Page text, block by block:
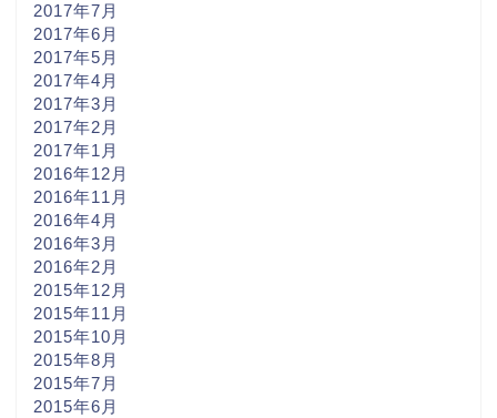
2017年7月
2017年6月
2017年5月
2017年4月
2017年3月
2017年2月
2017年1月
2016年12月
2016年11月
2016年4月
2016年3月
2016年2月
2015年12月
2015年11月
2015年10月
2015年8月
2015年7月
2015年6月